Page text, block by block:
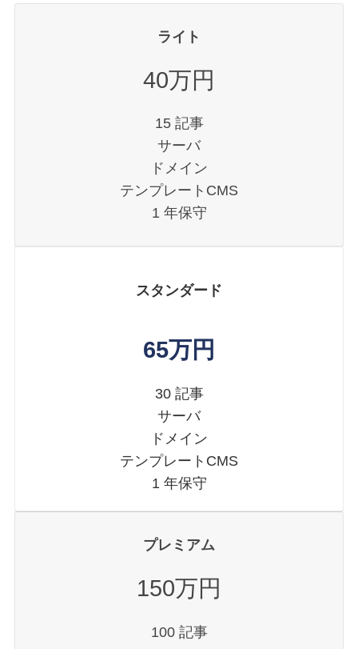
ライト
40万円
15 記事
サーバ
ドメイン
テンプレートCMS
1 年保守
スタンダード
65万円
30 記事
サーバ
ドメイン
テンプレートCMS
1 年保守
プレミアム
150万円
100 記事